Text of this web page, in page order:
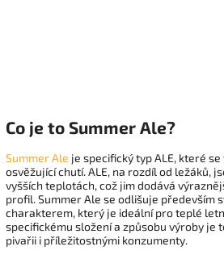
Co je to Summer Ale?
Summer Ale je specifický typ ALE, které
osvěžující chutí. ALE, na rozdíl od ležáků,
vyšších teplotách, což jim dodává
profil. Summer Ale se odlišuje především
charakterem, který je ideální pro teplé
specifickému složení a způsobu výroby je
pivařii i příležitostnými konzumenty.